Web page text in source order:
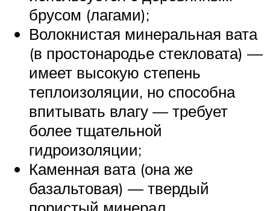
брусом (лагами);
Волокнистая минеральная вата
(в простонародье стекловата) —
имеет высокую степень
теплоизоляции, но способна
впитывать влагу — требует
более тщательной
гидроизоляции;
Каменная вата (она же
базальтовая) — твердый